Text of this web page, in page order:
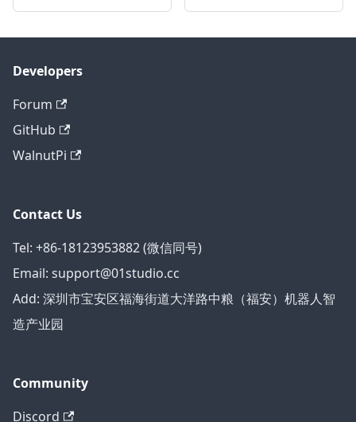
Developers
Forum
GitHub
WalnutPi
Contact Us
Tel: +86-18123953882 (微信同号)
Email: support@01studio.cc
Add: 深圳市宝安区福海街道大洋路中粮（福安）机器人智
造产业园
Community
Discord